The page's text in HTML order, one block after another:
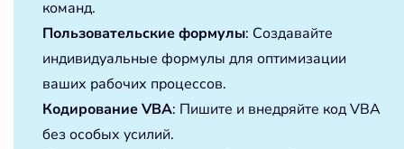
команд.
Пользовательские формулы: Создавайте
индивидуальные формулы для оптимизации
ваших рабочих процессов.
Кодирование VBA: Пишите и внедряйте код VBA
без особых усилий.